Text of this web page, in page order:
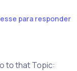
para responder
to that Topic: